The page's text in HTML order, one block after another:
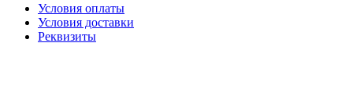
Условия оплаты
Условия доставки
Реквизиты